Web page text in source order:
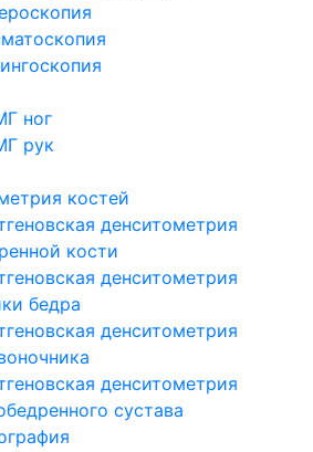
ног
рук
костей
денситометрия
кости
денситометрия
бедра
денситометрия
денситометрия
сустава